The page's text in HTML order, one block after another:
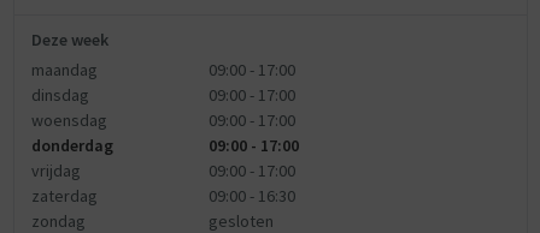
Deze week
maandag
09:00 - 17:00
dinsdag
09:00 - 17:00
woensdag
09:00 - 17:00
donderdag
09:00 - 17:00
vrijdag
09:00 - 17:00
zaterdag
09:00 - 16:30
zondag
gesloten